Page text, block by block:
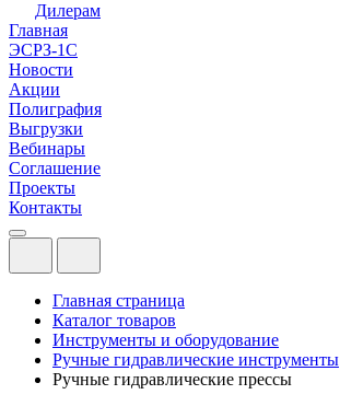
Дилерам
Главная
ЭСРЗ-1С
Новости
Акции
Полиграфия
Выгрузки
Вебинары
Соглашение
Проекты
Контакты
Главная страница
Каталог товаров
Инструменты и оборудование
Ручные гидравлические инструменты
Ручные гидравлические прессы